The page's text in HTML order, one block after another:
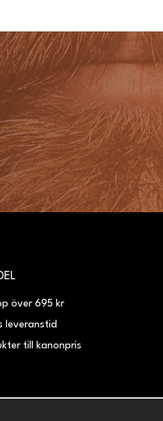
över 695 kr
leveranstid
till kanonpris